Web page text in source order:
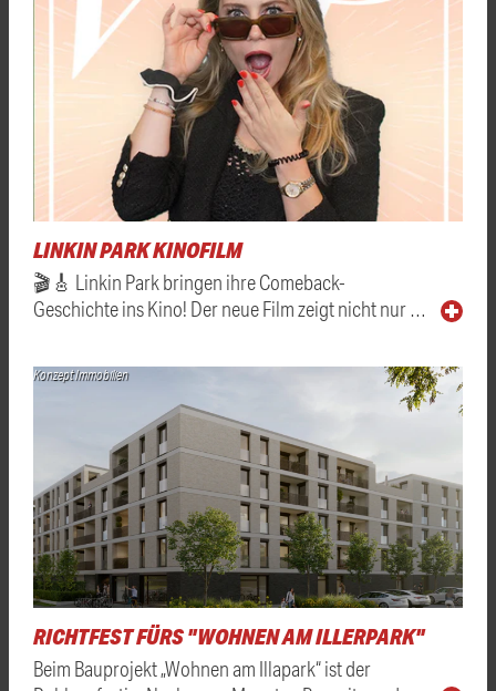
LINKIN PARK KINOFILM
🎬🎸 Linkin Park bringen ihre Comeback-
Geschichte ins Kino! Der neue Film zeigt nicht nur …
Konzept Immobilien
RICHTFEST FÜRS "WOHNEN AM ILLERPARK"
Beim Bauprojekt „Wohnen am Illapark“ ist der